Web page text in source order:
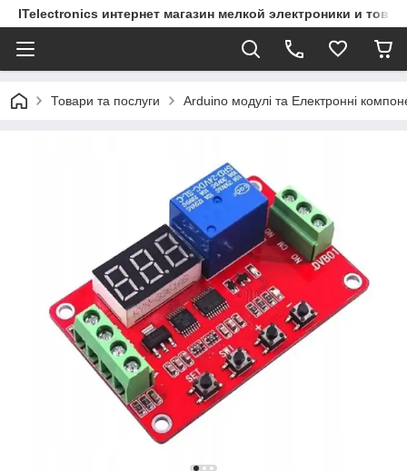
ITelectronics интернет магазин мелкой электроники и
Товари та послуги Arduino модулі та Електронні